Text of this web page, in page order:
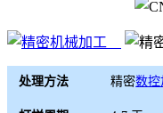
处理方法 精密数